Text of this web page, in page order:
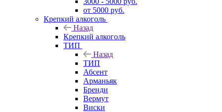
от 5000 руб.
Крепкий алкоголь
Назад
Крепкий алкоголь
ТИП
Назад
ТИП
Абсент
Арманьяк
Бренди
Вермут
Виски